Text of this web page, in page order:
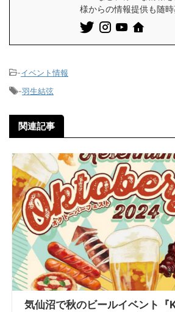
様からの情報提供も随時
-イベント情報
-羽生結弦
関連記事
気仙沼で秋のビールイベント